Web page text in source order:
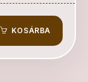
KOSÁRBA